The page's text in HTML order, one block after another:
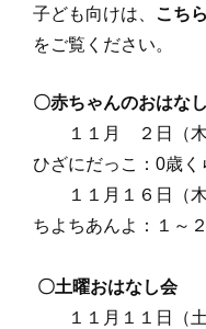
子ども向けは、
こち
をご覧ください。
〇赤ちゃんのおはな
１１月 ２日（
ひざにだっこ：0歳く
１１月１６日（木
ちよちあんよ：１～
〇土曜おはなし会
１１月１１日（土